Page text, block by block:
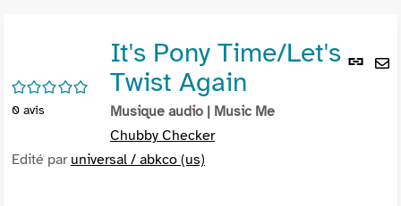
Lien
/5
0 avis
It's Pony Time/Let's
Twist Again
Musique audio | Music Me
Chubby Checker
Edité par universal / abkco (us)